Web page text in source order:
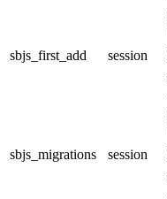
sbjs_first_add session
sbjs_migrations session